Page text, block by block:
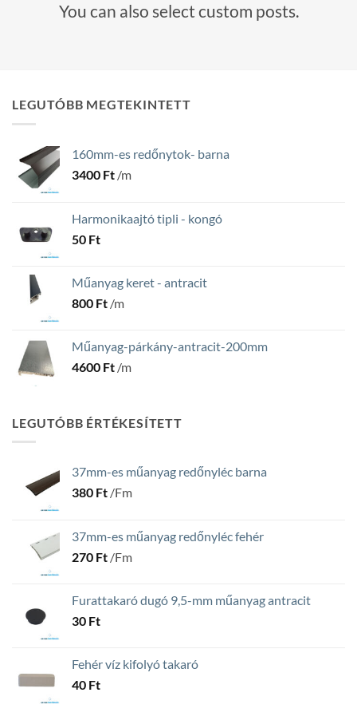
You can also select custom posts.
LEGUTÓBB MEGTEKINTETT
160mm-es redőnytok- barna
3400 Ft /m
Harmonikaajtó tipli - kongó
50 Ft
Műanyag keret - antracit
800 Ft /m
Műanyag-párkány-antracit-200mm
4600 Ft /m
LEGUTÓBB ÉRTÉKESÍTETT
37mm-es műanyag redőnyléc barna
380 Ft /Fm
37mm-es műanyag redőnyléc fehér
270 Ft /Fm
Furattakaró dugó 9,5-mm műanyag antracit
30 Ft
Fehér víz kifolyó takaró
40 Ft